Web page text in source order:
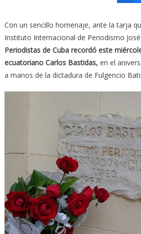
Con un sencillo homenaje, ante la tarja
Instituto Internacional de Periodismo
Periodistas de Cuba recordó este
ecuatoriano Carlos Bastidas, en el
a manos de la dictadura de Fulgencio